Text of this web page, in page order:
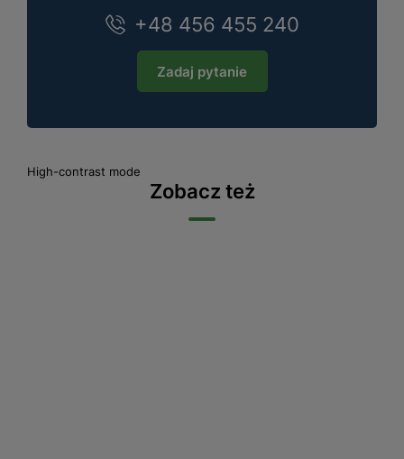
+48 456 455 240
Zadaj pytanie
High-contrast mode
Zobacz też